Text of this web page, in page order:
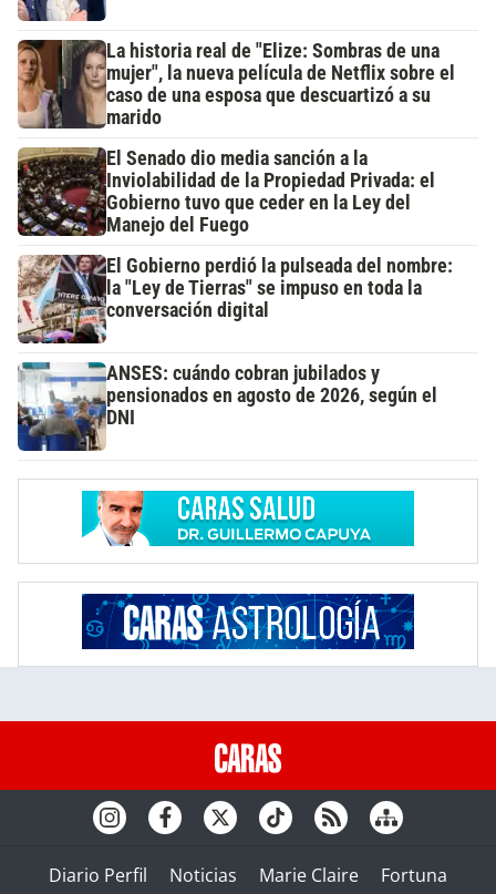
La historia real de "Elize: Sombras de una
mujer", la nueva película de Netflix sobre el
caso de una esposa que descuartizó a su
marido
El Senado dio media sanción a la
Inviolabilidad de la Propiedad Privada: el
Gobierno tuvo que ceder en la Ley del
Manejo del Fuego
El Gobierno perdió la pulseada del nombre:
la "Ley de Tierras" se impuso en toda la
conversación digital
ANSES: cuándo cobran jubilados y
pensionados en agosto de 2026, según el
DNI
Diario Perfil Noticias Marie Claire Fortuna